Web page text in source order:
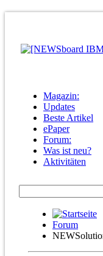
Magazin:
Updates
Beste Artikel
ePaper
Forum:
Was ist neu?
Aktivitäten
Forum